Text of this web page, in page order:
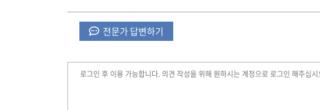
전문가 답변하기